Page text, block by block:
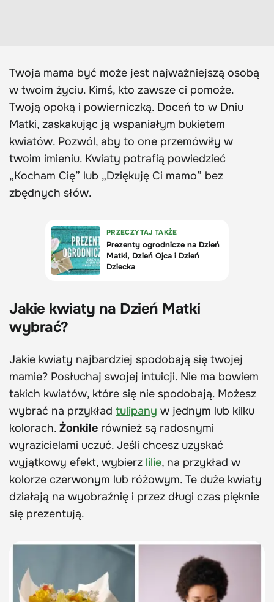
Twoja mama być może jest najważniejszą osobą
w twoim życiu. Kimś, kto zawsze ci pomoże.
Twoją opoką i powierniczką. Doceń to w Dniu
Matki, zaskakując ją wspaniałym bukietem
kwiatów. Pozwól, aby to one przemówiły w
twoim imieniu. Kwiaty potrafią powiedzieć
„Kocham Cię” lub „Dziękuję Ci mamo” bez
zbędnych słów.
Jakie kwiaty na Dzień Matki
wybrać?
Jakie kwiaty najbardziej spodobają się twojej
mamie? Posłuchaj swojej intuicji. Nie ma bowiem
takich kwiatów, które się nie spodobają. Możesz
wybrać na przykład tulipany w jednym lub kilku
kolorach. Żonkile również są radosnymi
wyrazicielami uczuć. Jeśli chcesz uzyskać
wyjątkowy efekt, wybierz lilie, na przykład w
kolorze czerwonym lub różowym. Te duże kwiaty
działają na wyobraźnię i przez długi czas pięknie
się prezentują.